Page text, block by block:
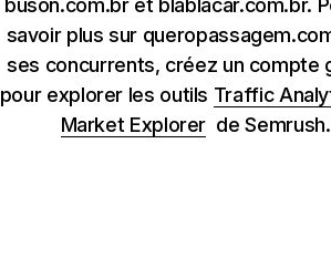
buson.com.br et blablacar.com.br.
savoir plus sur
ses concurrents, créez un compte
pour explorer les outils Traffic
Market Explorer de Semrush.